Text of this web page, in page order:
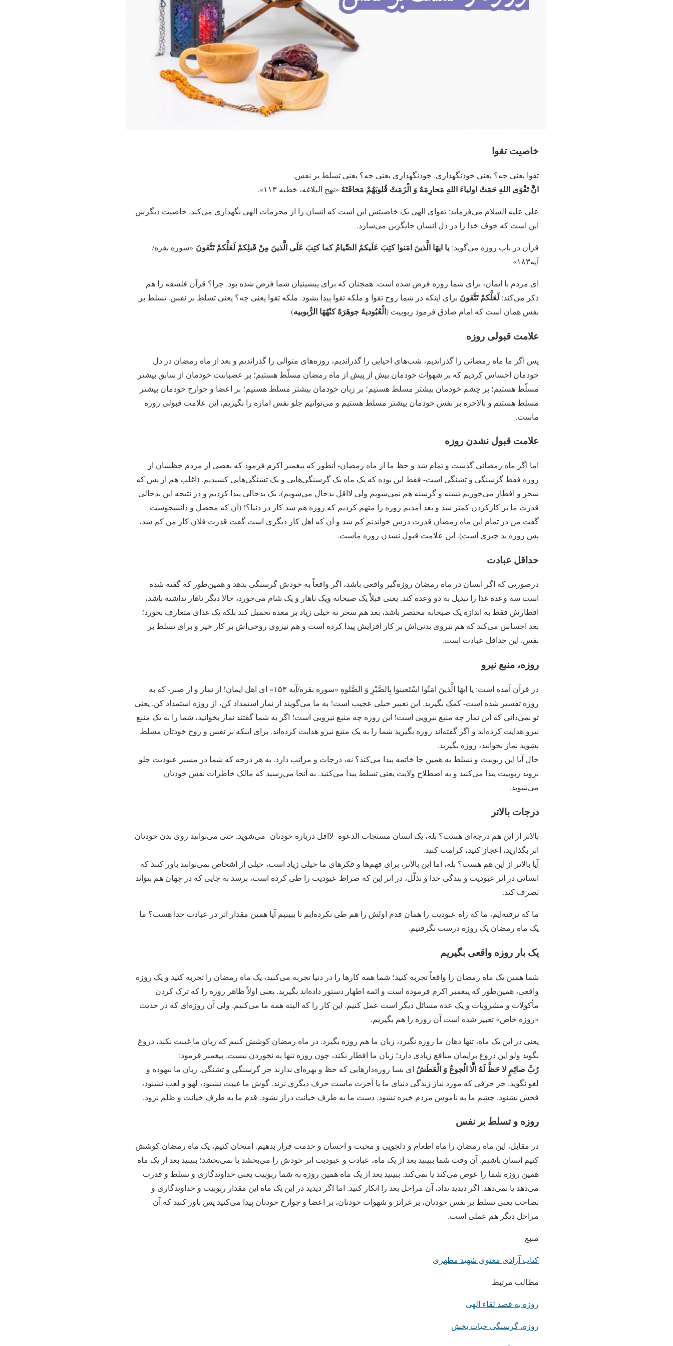
خاصیت تقوا
تقوا یعنی چه؟ یعنی خودنگهداری. خودنگهداری یعنی چه؟ یعنی تسلط بر نفس.
انَّ تَقْوَی اللهِ حَمَتْ اولیاءَ اللهِ مَحارِمَهُ وَ الْزَمَتْ قُلوبَهُمْ مَخافَتَهُ‏ «نهج البلاغه، خطبه ۱۱۳».
علی علیه السلام می‌فرماید: تقوای الهی یک خاصیتش این است که انسان را از محرمات الهی نگهداری می‌کند. خاصیت دیگرش
این است که خوف خدا را در دل انسان جایگزین می‌سازد.
قرآن در باب روزه می‌گوید: یا ایهَا الَّذینَ امَنوا کتِبَ عَلَیکمُ الصِّیامُ کما کتِبَ عَلَی الَّذینَ مِنْ قَبلِکمْ لَعَلَّکمْ تَتَّقونَ‏ «سوره بقره/
آیه۱۸۳»
ای مردم با ایمان، برای شما روزه فرض شده است. همچنان که برای پیشینیان شما فرض شده بود. چرا؟ قرآن فلسفه را هم
ذکر می‌کند: لَعَلَّکمْ تَتَّقونَ ‏ برای اینکه در شما روح تقوا و ملکه تقوا پیدا بشود. ملکه تقوا یعنی چه؟ یعنی‏ تسلط بر نفس. تسلط بر
نفس همان است که امام صادق فرمود ربوبیت‏ (الْعُبُودیهُ جوهَرَهٌ کنْهُهَا الرُّبوبیه)
علامت قبولی روزه
پس اگر ما ماه رمضانی را گذراندیم، شب‌های احیایی را گذراندیم، روزه‌های متوالی را گذراندیم و بعد از ماه رمضان در دل
خودمان احساس کردیم که بر شهوات خودمان بیش از پیش از ماه رمضان مسلّط هستیم؛ بر عصبانیت خودمان از سابق بیشتر
مسلّط هستیم؛ بر چشم خودمان بیشتر مسلط هستیم؛ بر زبان خودمان بیشتر مسلط هستیم؛ بر اعضا و جوارح خودمان بیشتر
مسلط هستیم و بالاخره بر نفس خودمان بیشتر مسلط هستیم و می‌توانیم جلو نفس اماره را بگیریم، این علامت قبولی روزه
ماست.
علامت قبول نشدن روزه
اما اگر ماه رمضانی گذشت و تمام شد و حظ ما از ماه رمضان- آن‏طور که پیغمبر اکرم فرمود که بعضی از مردم حظشان از
روزه فقط گرسنگی و تشنگی است- فقط این بوده که یک ماه یک گرسنگی‌هایی و یک تشنگی‌هایی کشیدیم. (اغلب هم از بس که
سحر و افطار می‌خوریم تشنه‌ و گرسنه هم نمی‌شویم ولی لااقل بدحال می‌شویم)، یک بدحالی پیدا کردیم و در نتیجه این بدحالی
قدرت ما بر کارکردن کمتر شد و بعد آمدیم روزه را متهم کردیم که روزه هم شد کار در دنیا؟! (آن که محصل و دانشجوست
گفت من در تمام این ماه رمضان قدرت درس خواندنم کم شد و آن که اهل کار دیگری است گفت قدرت فلان کار من کم شد،
پس روزه بد چیزی است). این علامت قبول نشدن روزه ماست.
حداقل عبادت
درصورتی که اگر انسان در ماه رمضان روزه‌گیر واقعی باشد، اگر واقعاً به خودش گرسنگی بدهد و همین‌طور که گفته شده
است سه وعده غذا را تبدیل به دو وعده کند. یعنی قبلاً یک صبحانه ویک ناهار و یک شام می‌خورد، حالا دیگر ناهار نداشته باشد،
افطارش فقط به اندازه یک صبحانه مختصر باشد، بعد هم سحر نه خیلی زیاد بر معده تحمیل کند بلکه یک غذای متعارف بخورد؛
بعد احساس می‌کند که هم نیروی بدنی‏‌اش بر کار افزایش پیدا کرده است و هم نیروی روحی‌اش بر کار خیر و برای تسلط بر
نفس. این حداقل عبادت است.
روزه، منبع نیرو
در قرآن آمده است: یا ایهَا الَّذینَ امَنُوا اسْتَعینوا بِالصَّبْرِ وَ الصَّلوهِ «سوره بقره/آیه ۱۵۳» ای اهل ایمان! از نماز و از صبر- که به
روزه تفسیر شده است- کمک بگیرید. این تعبیر خیلی عجیب است! به ما می‌گویند از نماز استمداد کن، از روزه استمداد کن. یعنی
تو نمی‏‌دانی که این نماز چه منبع نیرویی است! این روزه چه منبع نیرویی است! اگر به شما گفتند نماز بخوانید، شما را به یک منبع
نیرو هدایت کرده‌اند و اگر گفته‌اند روزه بگیرید شما را به یک منبع نیرو هدایت کرده‌اند. برای اینکه بر نفس و روح خودتان مسلط
بشوید نماز بخوانید، روزه بگیرید.
حال آیا این ربوبیت و تسلط به همین جا خاتمه پیدا می‌کند؟ نه، درجات و مراتب دارد. به هر درجه که شما در مسیر عبودیت جلو
بروید ربوبیت پیدا می‌کنید و به اصطلاح ولایت یعنی تسلط پیدا می‌کنید. به آنجا می‌رسید که مالک خاطرات نفس خودتان
می‌شوید.
درجات بالاتر
بالاتر از این هم درجه‌ای هست؟ بله، یک انسان مستجاب الدعوه -لااقل درباره خودتان- می‌شوید. حتی می‌توانید روی بدن خودتان
اثر بگذارید، اعجاز کنید، کرامت کنید.
آیا بالاتر از این هم هست؟ بله، اما این بالاتر، برای فهم‌ها و فکرهای ما خیلی زیاد است، خیلی از اشخاص نمی‌توانند باور کنند که
انسانی در اثر عبودیت و بندگی خدا و تذلّل، در اثر این که صراط عبودیت را طی کرده است، برسد به جایی که در جهان هم بتواند
تصرف کند.
ما که نرفته‌ایم، ما که راه عبودیت را همان قدم اولش را هم طی نکرده‏‌ایم تا ببینیم آیا همین مقدار اثر در عبادت خدا هست؟ ما
یک ماه رمضان یک روزه درست نگرفتیم.
یک بار روزه واقعی بگیریم
شما همین یک ماه رمضان را واقعاً تجربه کنید؛ شما همه کارها را در دنیا تجربه می‌کنید، یک ماه رمضان را تجربه کنید و یک روزه
واقعی، همین‌طور که پیغمبر اکرم فرموده است و ائمه اطهار دستور داده‌اند بگیرید. یعنی اولاً ظاهر روزه را که ترک کردن
مأکولات و مشروبات و یک عده مسائل دیگر است عمل کنیم. این کار را که البته همه ما می‌کنیم. ولی آن روزه‏‌ای که در حدیث
«روزه خاص» تعبیر شده است آن روزه را هم بگیریم.
یعنی در این یک ماه، تنها دهان ما روزه نگیرد، زبان ما هم روزه بگیرد. در ماه رمضان کوشش کنیم که زبان ما غیبت نکند، دروغ
نگوید ولو این دروغ برایمان منافع زیادی دارد؛ زبان ما افطار نکند، چون روزه تنها به نخوردن نیست. پیغمبر فرمود:
رُبَّ صائِمٍ لا حَظَّ لَهُ الَّا الْجوعُ وَ الْعَطَشُ‏ ای بسا روزه‌دارهایی که حظ و بهره‌ای ندارند جز گرسنگی و تشنگی. زبان ما بیهوده و
لغو نگوید. جز حرفی که مورد نیاز زندگی دنیای ما یا آخرت ماست حرف دیگری نزند. گوش ما غیبت نشنود، لهو و لعب نشنود،
فحش نشنود. چشم ما به ناموس مردم خیره نشود. دست ما به طرف خیانت دراز نشود. قدم ما به طرف خیانت و ظلم نرود.
روزه و تسلط بر نفس
در مقابل، این ماه رمضان را ماه اطعام و دلجویی و محبت و احسان و خدمت قرار بدهیم. امتحان کنیم، یک ماه رمضان کوشش
کنیم انسان باشیم. آن وقت شما ببینید بعد از یک ماه، عبادت و عبودیت اثر خودش را می‏‌بخشد یا نمی‌‏بخشد؛ ببینید بعد از یک ماه
همین روزه شما را عوض می‌کند یا نمی‌کند. ببینید بعد از یک ماه همین روزه به شما ربوبیت یعنی خداوندگاری و تسلط و قدرت
می‌دهد یا نمی‌دهد. اگر دیدید نداد، آن مراحل بعد را انکار کنید. اما اگر دیدید در این یک ماه این مقدار ربوبیت و خداوندگاری و
تصاحب یعنی تسلط بر نفس خودتان، بر غرائز و شهوات خودتان، بر اعضا و جوارح خودتان پیدا می‌کنید پس باور کنید که آن
مراحل دیگر هم عملی است.
منبع
کتاب آزادی معنوی شهید مطهری
مطالب مرتبط
روزه به قصد لقاء الهی
روزه، گرسنگی حیات بخش